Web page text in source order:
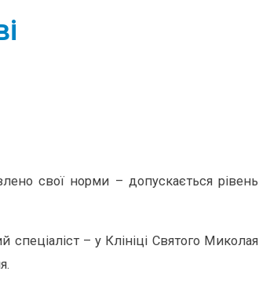
свої норми – допускається рівень
– у Клініці Святого Миколая